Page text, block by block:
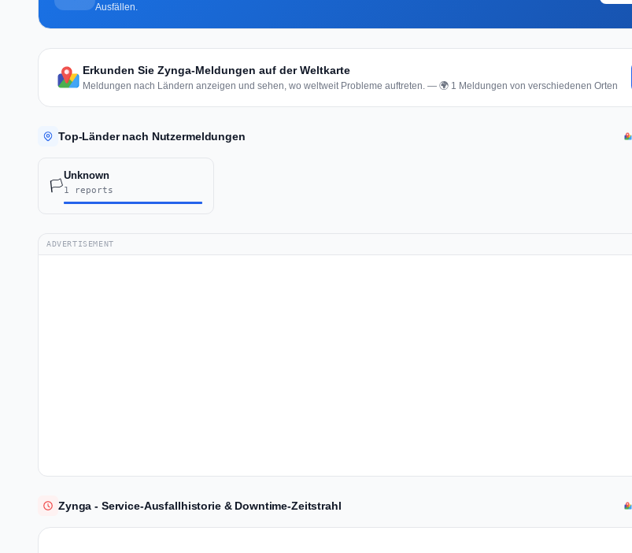
Ausfällen.
Erkunden Sie Zynga-Meldungen auf der Weltkarte
Meldungen nach Ländern anzeigen und sehen, wo weltweit Probleme auftreten. — 🌍 1 Meldungen von verschiedenen Orten
Top-Länder nach Nutzermeldungen
🏳️
Unknown
1 reports
ADVERTISEMENT
Zynga - Service-Ausfallhistorie & Downtime-Zeitstrahl